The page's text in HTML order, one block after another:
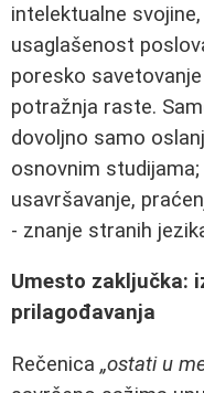
intelektualne
usaglašenost
poresko
potražnja raste.
dovoljno samo
osnovnim
usavršavanje,
- znanje stranih
Umesto zaključka:
prilagođavanja
Rečenica „ostati u